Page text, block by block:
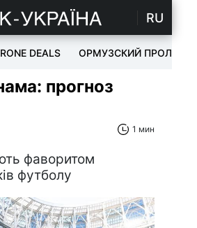
RU
DEALS ОРМУЗСКИЙ ПРОЛИВ
прогноз
1 мин
фаворитом
футболу